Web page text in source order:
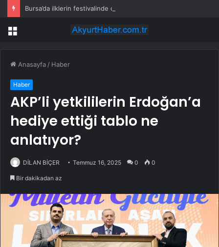
Bursa’da ilklerin festivalinde çocuklar da şen şakrak
Menü
Anasayfa / Haber
Haber
AKP’li yetkililerin Erdoğan’a
hediye ettiği tablo ne
anlatıyor?
DİLAN BİÇER Temmuz 16, 2025 0 0
Bir dakikadan az